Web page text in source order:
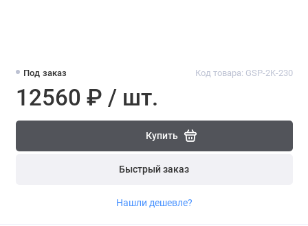
Под заказ Код товара: GSP-2K-230
12560 ₽ / шт.
Купить
Быстрый заказ
Нашли дешевле?